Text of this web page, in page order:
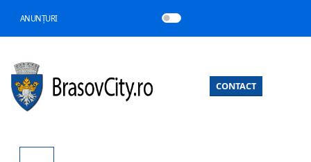
ANUNȚURI
CONTACT